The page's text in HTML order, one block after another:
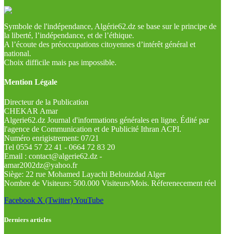
Symbole de l'indépendance, Algérie62.dz se base sur le principe de
la liberté, l’indépendance, et de l’éthique.
A l’écoute des préoccupations citoyennes d’intérêt général et
national.
Choix difficile mais pas impossible.
Mention Légale
Directeur de la Publication
CHEKAR Amar
Algerie62.dz Journal d'informations générales en ligne. Édité par
l'agence de Communication et de Publicité Ithran ACPI.
Numéro enrigistrement: 07/21
Tel 0554 57 22 41 - 0664 72 83 20
Email : contact@algerie62.dz -
amar2002dz@yahoo.fr
Siège: 22 rue Mohamed Layachi Belouizdad Alger
Nombre de Visiteurs: 500.000 Visiteurs/Mois. Réferenecement réel
Facebook X (Twitter)YouTube
Derniers articles